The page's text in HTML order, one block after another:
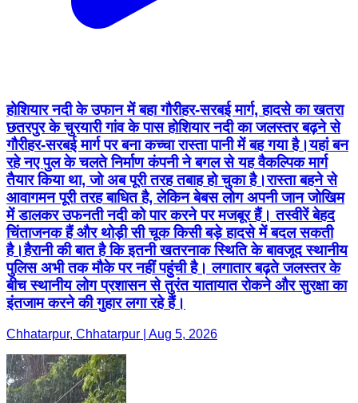
होशियार नदी के उफान में बहा गौरीहर-सरबई मार्ग, हादसे का खतरा
छतरपुर के चुरयारी गांव के पास होशियार नदी का जलस्तर बढ़ने से
गौरीहर-सरबई मार्ग पर बना कच्चा रास्ता पानी में बह गया है।यहां बन
रहे नए पुल के चलते निर्माण कंपनी ने बगल से यह वैकल्पिक मार्ग
तैयार किया था, जो अब पूरी तरह तबाह हो चुका है।रास्ता बहने से
आवागमन पूरी तरह बाधित है, लेकिन बेबस लोग अपनी जान जोखिम
में डालकर उफनती नदी को पार करने पर मजबूर हैं। तस्वीरें बेहद
चिंताजनक हैं और थोड़ी सी चूक किसी बड़े हादसे में बदल सकती
है।हैरानी की बात है कि इतनी खतरनाक स्थिति के बावजूद स्थानीय
पुलिस अभी तक मौके पर नहीं पहुंची है। लगातार बढ़ते जलस्तर के
बीच स्थानीय लोग प्रशासन से तुरंत यातायात रोकने और सुरक्षा का
इंतजाम करने की गुहार लगा रहे हैं।
Chhatarpur, Chhatarpur | Aug 5, 2026